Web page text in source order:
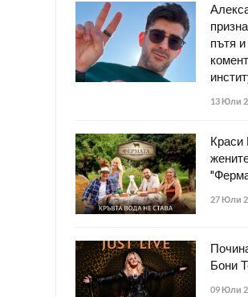
пътя
13 Юли
Краси
27 Юли
Бони
09 Юли